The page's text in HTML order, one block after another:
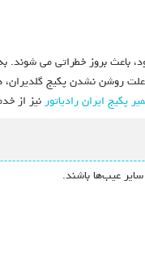
باعث بروز خطراتی می
روشن نشدن پکیج گلدیران،
پکیج ایران رادیاتورنیز از
عیب‌ها باشند.